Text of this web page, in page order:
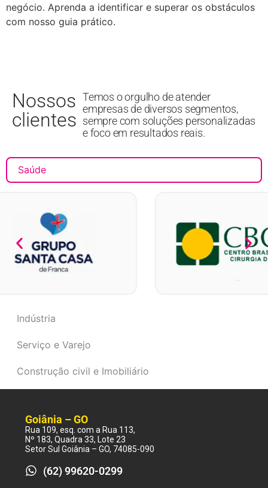
negócio. Aprenda a identificar e superar os obstáculos
com nosso guia prático.
Nossos
clientes
Temos o orgulho de atender
empresas de diversos segmentos,
sempre com soluções personalizadas
e foco em resultados reais.
Saúde
Indústria
Serviço e Varejo
Construção civil e Imobiliário
Goiânia – GO
Rua 109, esq. com a Rua 113,
Nº 183, Quadra 33, Lote 23
Setor Sul Goiânia – GO, 74085-090
(62) 99620-0299